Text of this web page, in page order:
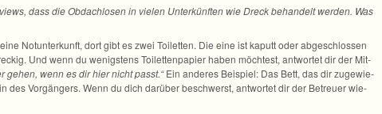
dass die Obdach­lo­sen in vie­len Unter­künf­ten wie Dreck behan­delt wer­den. Was
Not­un­ter­kunft, dort gibt es zwei Toi­let­ten. Die eine ist kaputt oder abge­schlos­sen
Und wenn du wenigs­tens Toi­let­ten­pa­pier haben möch­test, ant­wor­tet dir der Mit­
gehen, wenn es dir hier nicht passt.“Ein ande­res Bei­spiel: Das Bett, das dir zuge­wie­
des Vor­gän­gers. Wenn du dich dar­über beschwerst, ant­wor­tet dir der Betreuer wie­